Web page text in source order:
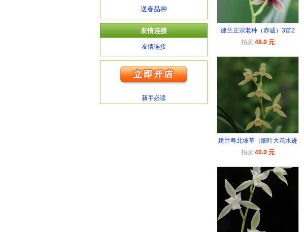
送春品种
友情连接
友情连接
新手必读
建兰正宗老种（赤诚）3苗2
拍卖 48.0 元
建兰粤北坡草（细叶大花水迹
拍卖 40.0 元